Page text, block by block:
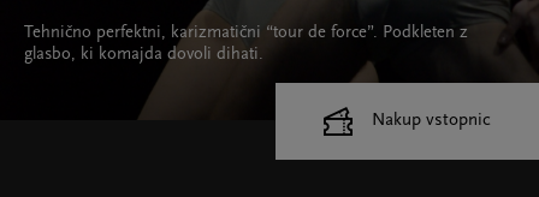
Tehnično perfektni, karizmatični “tour de force”. Podkleten z
glasbo, ki komajda dovoli dihati.
Nakup vstopnic